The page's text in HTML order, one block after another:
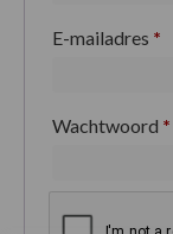
E-mailadres *
Wachtwoord *